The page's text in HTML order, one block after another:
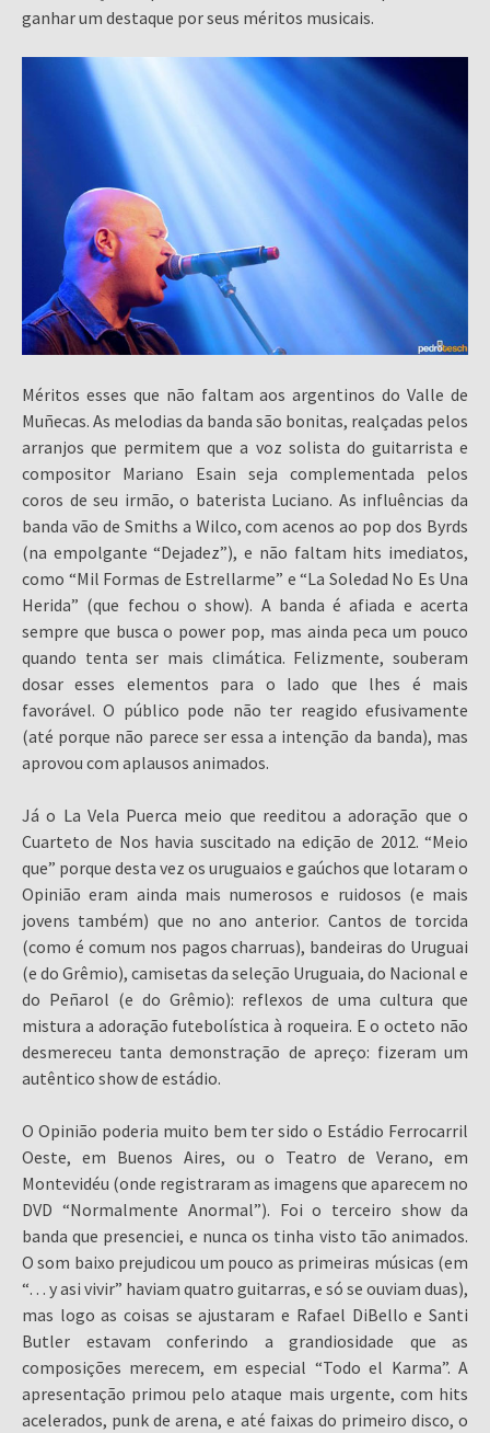
ganhar um destaque por seus méritos musicais.
Méritos esses que não faltam aos argentinos do Valle de
Muñecas. As melodias da banda são bonitas, realçadas pelos
arranjos que permitem que a voz solista do guitarrista e
compositor Mariano Esain seja complementada pelos
coros de seu irmão, o baterista Luciano. As influências da
banda vão de Smiths a Wilco, com acenos ao pop dos Byrds
(na empolgante “Dejadez”), e não faltam hits imediatos,
como “Mil Formas de Estrellarme” e “La Soledad No Es Una
Herida” (que fechou o show). A banda é afiada e acerta
sempre que busca o power pop, mas ainda peca um pouco
quando tenta ser mais climática. Felizmente, souberam
dosar esses elementos para o lado que lhes é mais
favorável. O público pode não ter reagido efusivamente
(até porque não parece ser essa a intenção da banda), mas
aprovou com aplausos animados.
Já o La Vela Puerca meio que reeditou a adoração que o
Cuarteto de Nos havia suscitado na edição de 2012. “Meio
que” porque desta vez os uruguaios e gaúchos que lotaram o
Opinião eram ainda mais numerosos e ruidosos (e mais
jovens também) que no ano anterior. Cantos de torcida
(como é comum nos pagos charruas), bandeiras do Uruguai
(e do Grêmio), camisetas da seleção Uruguaia, do Nacional e
do Peñarol (e do Grêmio): reflexos de uma cultura que
mistura a adoração futebolística à roqueira. E o octeto não
desmereceu tanta demonstração de apreço: fizeram um
autêntico show de estádio.
O Opinião poderia muito bem ter sido o Estádio Ferrocarril
Oeste, em Buenos Aires, ou o Teatro de Verano, em
Montevidéu (onde registraram as imagens que aparecem no
DVD “Normalmente Anormal”). Foi o terceiro show da
banda que presenciei, e nunca os tinha visto tão animados.
O som baixo prejudicou um pouco as primeiras músicas (em
“… y asi vivir” haviam quatro guitarras, e só se ouviam duas),
mas logo as coisas se ajustaram e Rafael DiBello e Santi
Butler estavam conferindo a grandiosidade que as
composições merecem, em especial “Todo el Karma”. A
apresentação primou pelo ataque mais urgente, com hits
acelerados, punk de arena, e até faixas do primeiro disco, o